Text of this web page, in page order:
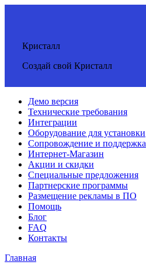
Кристалл
Создай свой Кристалл
Демо версия
Технические требования
Интеграции
Оборудование для установки
Сопровождение и поддержка
Интернет-Магазин
Акции и скидки
Специальные предложения
Партнерские программы
Размещение рекламы в ПО
Помощь
Блог
FAQ
Контакты
Главная